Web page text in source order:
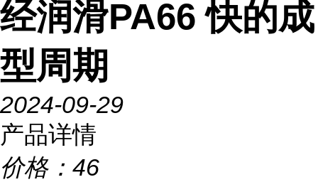
经润滑PA66 快的成
型周期
2024-09-29
产品详情
价格： 46